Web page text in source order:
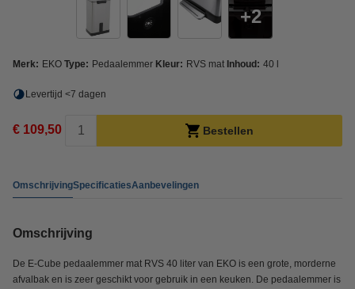
2
Merk: EKO Type: Pedaalemmer Kleur: RVS mat Inhoud: 40 l
Levertijd <7 dagen
€ 109,50 Bestellen
OmschrijvingSpecificatiesAanbevelingen
Omschrijving
De E-Cube pedaalemmer mat RVS 40 liter van EKO is een grote, morderne
afvalbak en is zeer geschikt voor gebruik in een keuken. De pedaalemmer is